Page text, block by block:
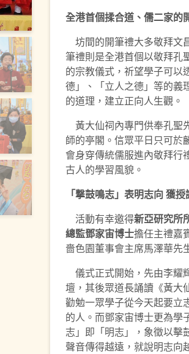
全港首個揉合道、儒二家的
坊間的開筆禮大多敬拜文
筆禮則是全港首個以敬拜孔
的宗教儀式，祈望學子可以
德」、「立人之德」等的義
的道理，建立正向人生觀。
黃大仙祠內專門供奉孔聖
師的亭閣。信眾平日只可於
會身穿傳統儒服進內敬拜行
古人的學習風貌。
「撃鼓鳴志」表明志向 獲
活動有幸邀得新亞研究所
總監鄧家宙博士擔任主禮嘉
嗇色園董事會主席馬澤華先
儀式正式開始，先由李耀
壇，其後眾道長誦讀《黃大
勸勉一眾學子從今天起要立
的人。而鄧家宙博士更為學
志」即「明志」，象徵以擊
聲音傳得越遠，就說明志向